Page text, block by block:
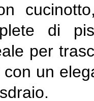
di
per
un